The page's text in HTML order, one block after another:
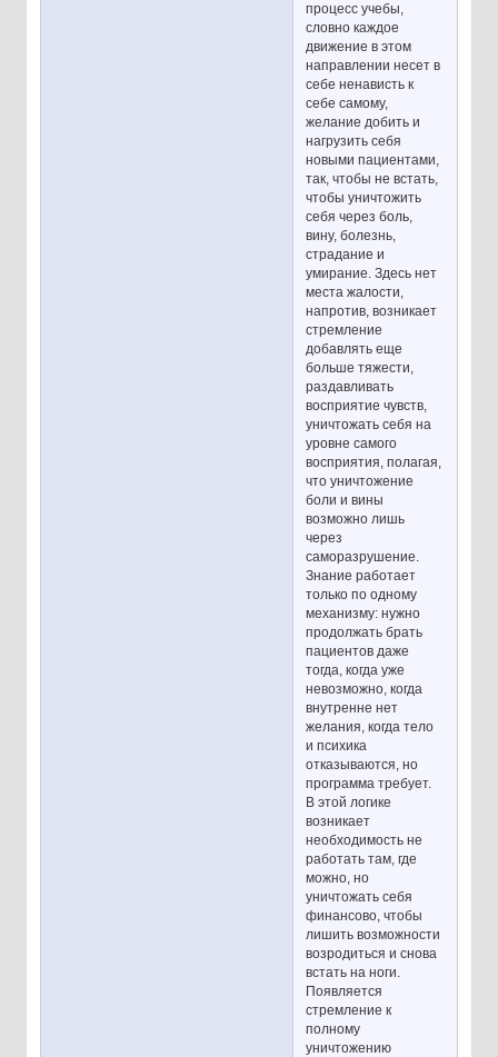
процесс учебы,
словно каждое
движение в этом
направлении несет в
себе ненависть к
себе самому,
желание добить и
нагрузить себя
новыми пациентами,
так, чтобы не встать,
чтобы уничтожить
себя через боль,
вину, болезнь,
страдание и
умирание. Здесь нет
места жалости,
напротив, возникает
стремление
добавлять еще
больше тяжести,
раздавливать
восприятие чувств,
уничтожать себя на
уровне самого
восприятия, полагая,
что уничтожение
боли и вины
возможно лишь
через
саморазрушение.
Знание работает
только по одному
механизму: нужно
продолжать брать
пациентов даже
тогда, когда уже
невозможно, когда
внутренне нет
желания, когда тело
и психика
отказываются, но
программа требует.
В этой логике
возникает
необходимость не
работать там, где
можно, но
уничтожать себя
финансово, чтобы
лишить возможности
возродиться и снова
встать на ноги.
Появляется
стремление к
полному
уничтожению